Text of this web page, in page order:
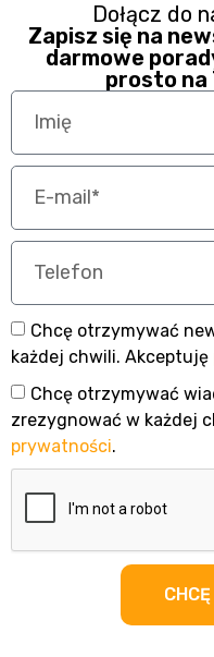
Dołącz do
Zapisz się na
darmowe
prosto na
Chcę otrzymywać
każdej chwili. Akceptuję
Chcę otrzymywać
zrezygnować w każdej
prywatności.